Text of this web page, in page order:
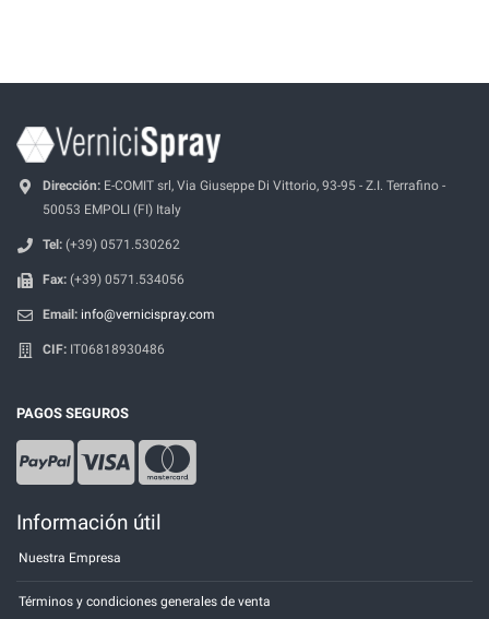
Dirección: E-COMIT srl, Via Giuseppe Di Vittorio, 93-95 - Z.I. Terrafino -
50053 EMPOLI (FI) Italy
Tel: (+39) 0571.530262
Fax: (+39) 0571.534056
Email: info@vernicispray.com
CIF: IT06818930486
PAGOS SEGUROS
Información útil
Nuestra Empresa
Términos y condiciones generales de venta